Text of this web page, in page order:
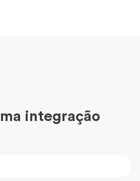
integração